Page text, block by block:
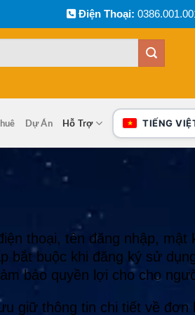
Điện Thoại:
Dự Án Hỗ Trợ TIẾNG
thoại, tên đăng nhập, mật
bắt buộc khi đăng ký sử
bảo quyền lợi cho cho
giữ thông tin chi tiết về đơn